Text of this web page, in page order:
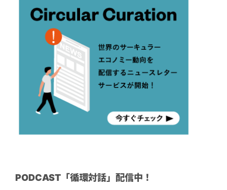
PODCAST「循環対話」配信中！